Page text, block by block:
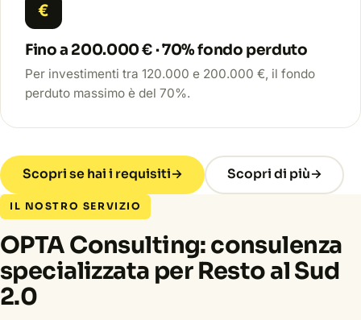
€
Fino a 200.000 € · 70% fondo perduto
Per investimenti tra 120.000 e 200.000 €, il fondo
perduto massimo è del 70%.
Scopri se hai i requisiti→ Scopri di più→
IL NOSTRO SERVIZIO
OPTA Consulting: consulenza
specializzata per Resto al Sud
2.0